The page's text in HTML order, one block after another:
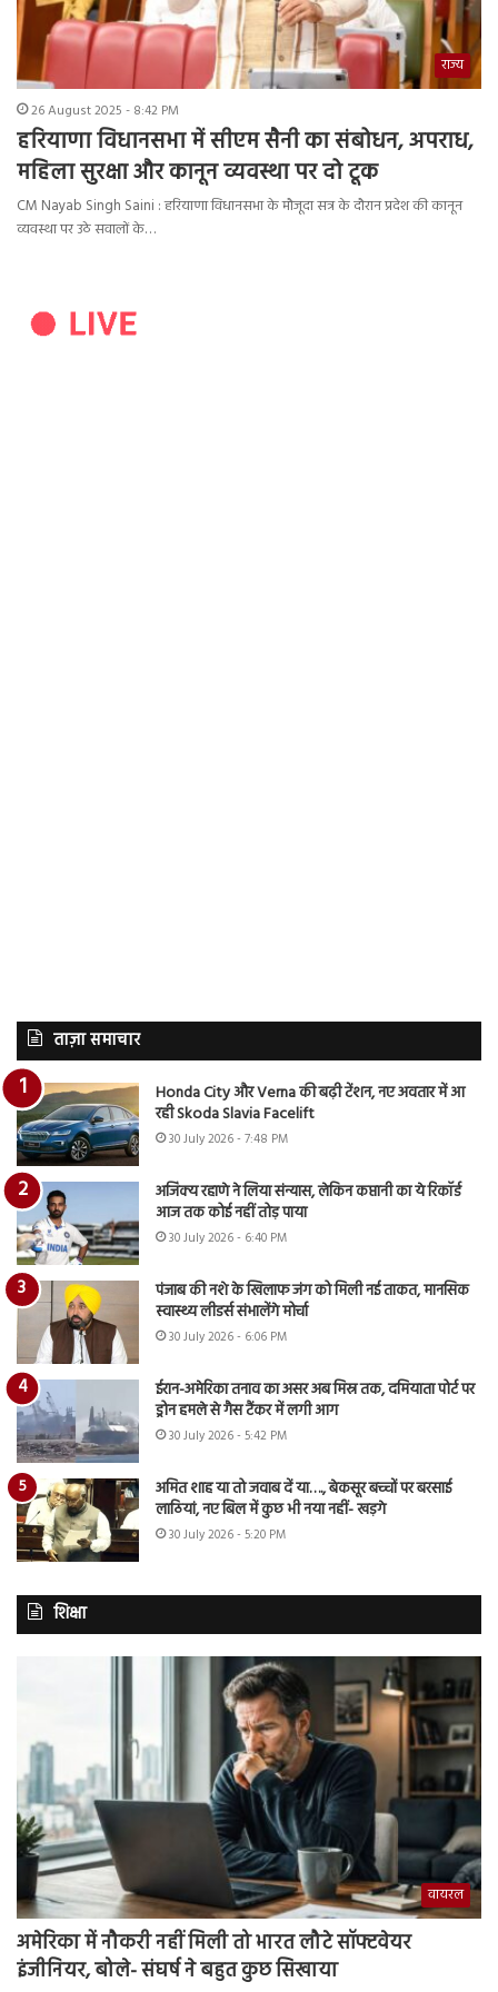
राज्य
26 August 2025 - 8:42 PM
हरियाणा विधानसभा में सीएम सैनी का संबोधन, अपराध,
महिला सुरक्षा और कानून व्यवस्था पर दो टूक
CM Nayab Singh Saini : हरियाणा विधानसभा के मौजूदा सत्र के दौरान प्रदेश की कानून
व्यवस्था पर उठे सवालों के…
ताज़ा समाचार
Honda City और Verna की बढ़ी टेंशन, नए अवतार में आ
रही Skoda Slavia Facelift
30 July 2026 - 7:48 PM
अजिंक्य रहाणे ने लिया संन्यास, लेकिन कप्तानी का ये रिकॉर्ड
आज तक कोई नहीं तोड़ पाया
30 July 2026 - 6:40 PM
पंजाब की नशे के खिलाफ जंग को मिली नई ताकत, मानसिक
स्वास्थ्य लीडर्स संभालेंगे मोर्चा
30 July 2026 - 6:06 PM
ईरान-अमेरिका तनाव का असर अब मिस्र तक, दमियाता पोर्ट पर
ड्रोन हमले से गैस टैंकर में लगी आग
30 July 2026 - 5:42 PM
अमित शाह या तो जवाब दें या…., बेकसूर बच्चों पर बरसाई
लाठियां, नए बिल में कुछ भी नया नहीं- खड़गे
30 July 2026 - 5:20 PM
शिक्षा
वायरल
अमेरिका में नौकरी नहीं मिली तो भारत लौटे सॉफ्टवेयर
इंजीनियर, बोले- संघर्ष ने बहुत कुछ सिखाया